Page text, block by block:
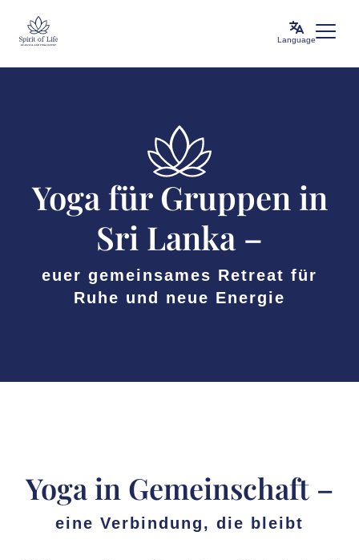
Language
Yoga für Gruppen in
Sri Lanka –
euer gemeinsames Retreat für
Ruhe und neue Energie
Yoga in Gemeinschaft –
eine Verbindung, die bleibt